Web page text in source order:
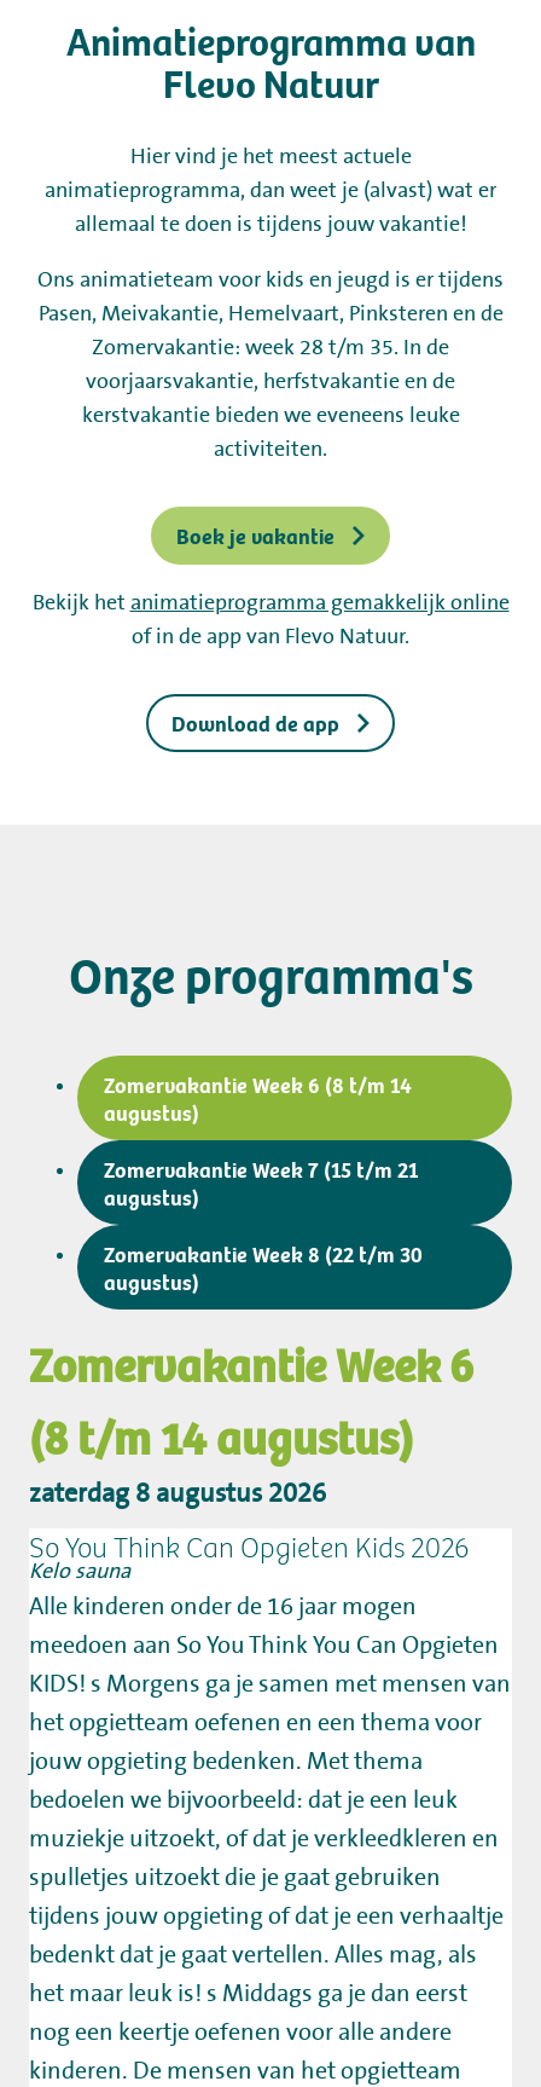
Kamperen
Wellness
+31 (0) 36 - 522 8880
Gastinformatie
Werken bij
Mijn Flevo Natuur
Animatieprogramma van
Flevo Natuur
Hier vind je het meest actuele
animatieprogramma, dan weet je (alvast) wat er
allemaal te doen is tijdens jouw vakantie!
Ons animatieteam voor kids en jeugd is er tijdens
Pasen, Meivakantie, Hemelvaart, Pinksteren en de
Zomervakantie: week 28 t/m 35. In de
voorjaarsvakantie, herfstvakantie en de
kerstvakantie bieden we eveneens leuke
activiteiten.
Boek je vakantie
Bekijk het animatieprogramma gemakkelijk online
of in de app van Flevo Natuur.
Download de app
Onze programma's
Zomervakantie Week 6 (8 t/m 14
augustus)
Zomervakantie Week 7 (15 t/m 21
augustus)
Zomervakantie Week 8 (22 t/m 30
augustus)
Zomervakantie Week 6
(8 t/m 14 augustus)
zaterdag 8 augustus 2026
So You Think Can Opgieten Kids 2026
Kelo sauna
Alle kinderen onder de 16 jaar mogen
meedoen aan So You Think You Can Opgieten
KIDS! s Morgens ga je samen met mensen van
het opgietteam oefenen en een thema voor
jouw opgieting bedenken. Met thema
bedoelen we bijvoorbeeld: dat je een leuk
muziekje uitzoekt, of dat je verkleedkleren en
spulletjes uitzoekt die je gaat gebruiken
tijdens jouw opgieting of dat je een verhaaltje
bedenkt dat je gaat vertellen. Alles mag, als
het maar leuk is! s Middags ga je dan eerst
nog een keertje oefenen voor alle andere
kinderen. De mensen van het opgietteam